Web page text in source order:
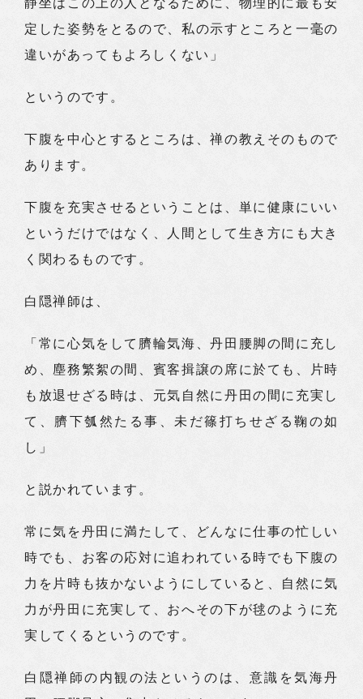
静坐はこの上の人となるために、物理的に最も安
定した姿勢をとるので、私の示すところと一毫の
違いがあってもよろしくない」
というのです。
下腹を中心とするところは、禅の教えそのもので
あります。
下腹を充実させるということは、単に健康にいい
というだけではなく、人間として生き方にも大き
く関わるものです。
白隠禅師は、
「常に心気をして臍輪気海、丹田腰脚の間に充し
め、塵務繁絮の間、賓客揖譲の席に於ても、片時
も放退せざる時は、元気自然に丹田の間に充実し
て、臍下瓠然たる事、未だ篠打ちせざる鞠の如
し」
と説かれています。
常に気を丹田に満たして、どんなに仕事の忙しい
時でも、お客の応対に追われている時でも下腹の
力を片時も抜かないようにしていると、自然に気
力が丹田に充実して、おへその下が毬のように充
実してくるというのです。
白隠禅師の内観の法というのは、意識を気海丹